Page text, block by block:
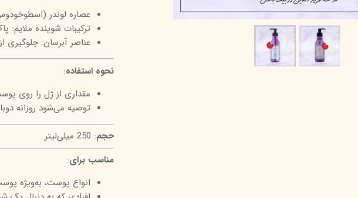
عصاره لوندر
ترکیبات شوینده
عناصر آبرسان:
نحوه استفاده:
مقداری از ژل را روی
توصیه می‌شود روزانه
حجم: 250 میلی‌لیتر
مناسب برای:
انواع پوست، به‌ویژه